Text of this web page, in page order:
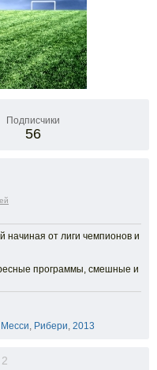
Подписчики
56
начиная от лиги чемпионов и
программы, смешные и
Месси, Рибери, 2013
2